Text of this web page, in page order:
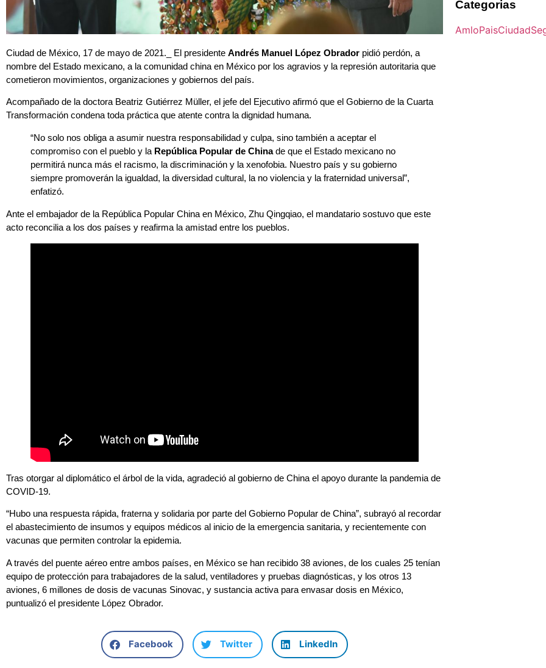
Ciudad de México, 17 de mayo de 2021._ El presidente Andrés Manuel López Obrador pidió perdón, a
nombre del Estado mexicano, a la comunidad china en México por los agravios y la represión autoritaria que
cometieron movimientos, organizaciones y gobiernos del país.
Acompañado de la doctora Beatriz Gutiérrez Müller, el jefe del Ejecutivo afirmó que el Gobierno de la Cuarta
Transformación condena toda práctica que atente contra la dignidad humana.
“No solo nos obliga a asumir nuestra responsabilidad y culpa, sino también a aceptar el
compromiso con el pueblo y la República Popular de Chinade que el Estado mexicano no
permitirá nunca más el racismo, la discriminación y la xenofobia. Nuestro país y su gobierno
siempre promoverán la igualdad, la diversidad cultural, la no violencia y la fraternidad universal”,
enfatizó.
Ante el embajador de la República Popular China en México, Zhu Qingqiao, el mandatario sostuvo que este
acto reconcilia a los dos países y reafirma la amistad entre los pueblos.
Tras otorgar al diplomático el árbol de la vida, agradeció al gobierno de China el apoyo durante la pandemia de
COVID-19.
“Hubo una respuesta rápida, fraterna y solidaria por parte del Gobierno Popular de China”, subrayó al recordar
el abastecimiento de insumos y equipos médicos al inicio de la emergencia sanitaria, y recientemente con
vacunas que permiten controlar la epidemia.
A través del puente aéreo entre ambos países, en México se han recibido 38 aviones, de los cuales 25 tenían
equipo de protección para trabajadores de la salud, ventiladores y pruebas diagnósticas, y los otros 13
aviones, 6 millones de dosis de vacunas Sinovac, y sustancia activa para envasar dosis en México,
puntualizó el presidente López Obrador.
Facebook Twitter LinkedIn
Categorias
AmloPaisCiudad